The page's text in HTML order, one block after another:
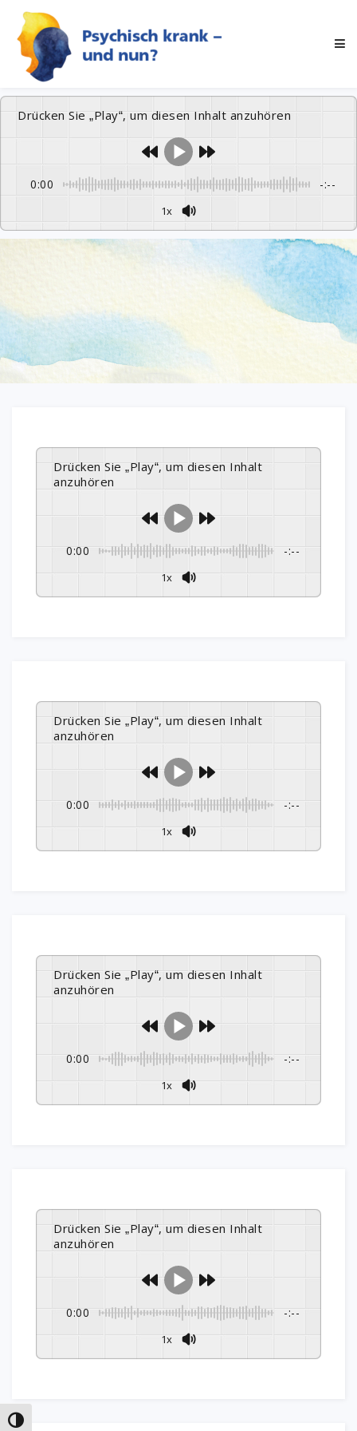
Umschalten auf hohe Kontraste
Drücken Sie „Play“, um diesen Inhalt anzuhören
0:00 -:--
1x
Drücken Sie „Play“, um diesen Inhalt
anzuhören
0:00 -:--
1x
Drücken Sie „Play“, um diesen Inhalt
anzuhören
0:00 -:--
1x
Drücken Sie „Play“, um diesen Inhalt
anzuhören
0:00 -:--
1x
Drücken Sie „Play“, um diesen Inhalt
anzuhören
0:00 -:--
1x